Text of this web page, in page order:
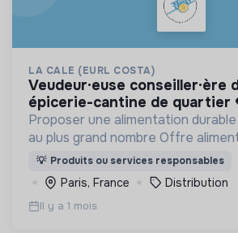
LA CALE (EURL COSTA)
veudeur·euse conseiller·ère dans une
épicerie-cantine de quartier
Proposer une alimentation
au plus grand nombre Offre
bio.
💡 Produits ou services responsables
Paris, France Distribution
Il y a 1 mois